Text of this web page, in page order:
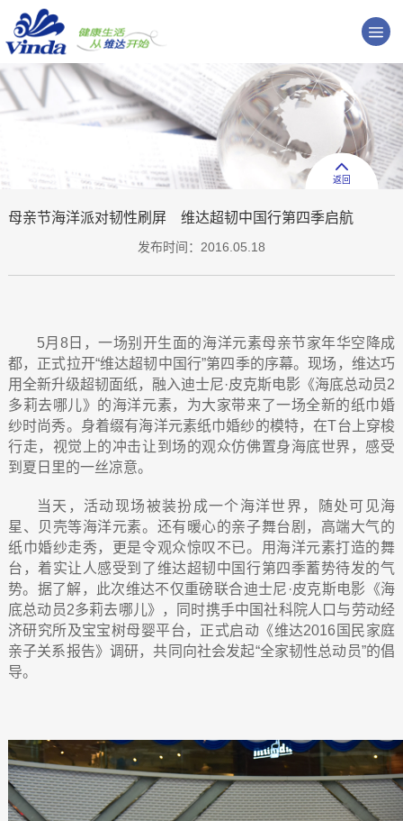
返回
母亲节海洋派对韧性刷屏 维达超韧中国行第四季启航
发布时间：2016.05.18
5月8日，一场别开生面的海洋元素母亲节家年华空降成
都，正式拉开“维达超韧中国行”第四季的序幕。现场，维达巧
用全新升级超韧面纸，融入迪士尼·皮克斯电影《海底总动员2
多莉去哪儿》的海洋元素，为大家带来了一场全新的纸巾婚
纱时尚秀。身着缀有海洋元素纸巾婚纱的模特，在T台上穿梭
行走，视觉上的冲击让到场的观众仿佛置身海底世界，感受
到夏日里的一丝凉意。
当天，活动现场被装扮成一个海洋世界，随处可见海
星、贝壳等海洋元素。还有暖心的亲子舞台剧，高端大气的
纸巾婚纱走秀，更是令观众惊叹不已。用海洋元素打造的舞
台，着实让人感受到了维达超韧中国行第四季蓄势待发的气
势。据了解，此次维达不仅重磅联合迪士尼·皮克斯电影《海
底总动员2多莉去哪儿》，同时携手中国社科院人口与劳动经
济研究所及宝宝树母婴平台，正式启动《维达2016 国民家庭
亲子关系报告》调研，共同向社会发起“全家韧性总动员”的倡
导。